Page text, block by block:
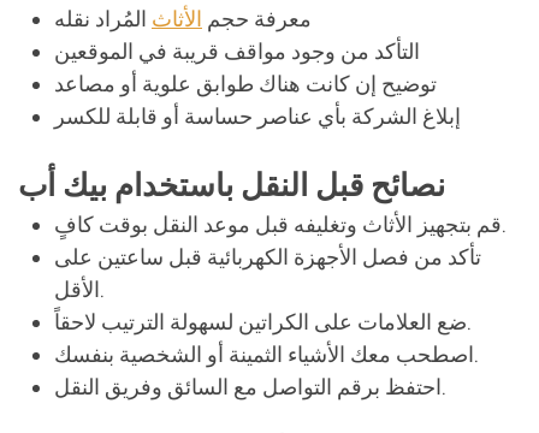
معرفة حجم الأثاث المُراد نقله
التأكد من وجود مواقف قريبة في الموقعين
توضيح إن كانت هناك طوابق علوية أو مصاعد
إبلاغ الشركة بأي عناصر حساسة أو قابلة للكسر
نصائح قبل النقل باستخدام بيك أب
قم بتجهيز الأثاث وتغليفه قبل موعد النقل بوقت كافٍ.
تأكد من فصل الأجهزة الكهربائية قبل ساعتين على
الأقل.
ضع العلامات على الكراتين لسهولة الترتيب لاحقاً.
اصطحب معك الأشياء الثمينة أو الشخصية بنفسك.
احتفظ برقم التواصل مع السائق وفريق النقل.